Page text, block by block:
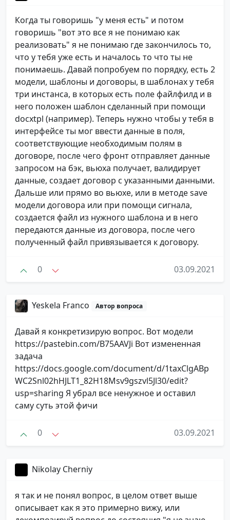
Когда ты говоришь "у меня есть" и потом
говоришь "вот это все я не понимаю как
реализовать" я не понимаю где закончилось то,
что у тебя уже есть и началось то что ты не
понимаешь. Давай попробуем по порядку, есть 2
модели, шаблоны и договоры, в шаблонах у тебя
три инстанса, в которых есть поле файлфилд и в
него положен шаблон сделанный при помощи
docxtpl (например). Теперь нужно чтобы у тебя в
интерфейсе ты мог ввести данные в поля,
соответствующие необходимым полям в
договоре, после чего фронт отправляет данные
запросом на бэк, вьюха получает, валидирует
данные, создает договор с указанными данными.
Дальше или прямо во вьюхе, или в методе save
модели договора или при помощи сигнала,
создается файл из нужного шаблона и в него
передаются данные из договора, после чего
полученный файл привязывается к договору.
0 03.09.2021
Yeskela Franco Автор вопроса
Давай я конкретизирую вопрос. Вот модели
https://pastebin.com/B75AAVJi Вот измененная
задача
https://docs.google.com/document/d/1taxClgABp
WC2Snl02hHJLT1_82H18Msv9gszvl5Jl30/edit?
usp=sharing Я убрал все ненужное и оставил
саму суть этой фичи
0 03.09.2021
Nikolay Cherniy
я так и не понял вопрос, в целом ответ выше
описывает как я это примерно вижу, или